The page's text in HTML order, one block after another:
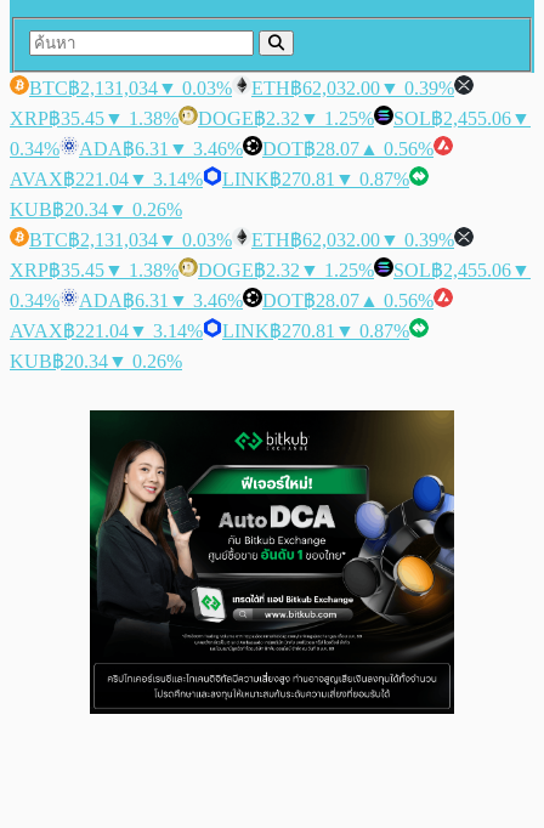
BTC฿2,131,034▼ 0.03% ETH฿62,032.00▼ 0.39%
XRP฿35.45▼ 1.38% DOGE฿2.32 ▼ 1.25% SOL฿2,455.06▼
0.34%
ADA฿6.31 ▼ 3.46% DOT฿28.07 ▲ 0.56%
AVAX฿221.04▼ 3.14% LINK฿270.81 ▼ 0.87%
KUB฿20.34▼ 0.26%
BTC฿2,131,034▼ 0.03% ETH฿62,032.00▼ 0.39%
XRP฿35.45▼ 1.38% DOGE฿2.32 ▼ 1.25% SOL฿2,455.06▼
0.34%
ADA฿6.31 ▼ 3.46% DOT฿28.07 ▲ 0.56%
AVAX฿221.04▼ 3.14% LINK฿270.81 ▼ 0.87%
KUB฿20.34▼ 0.26%